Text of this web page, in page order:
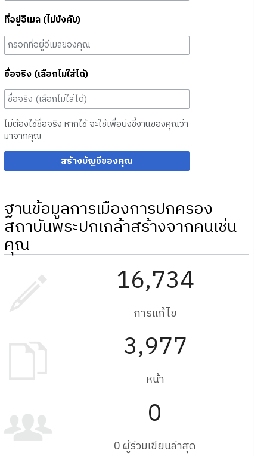
ที่อยู่อีเมล (ไม่บังคับ)
ชื่อจริง (เลือกไม่ใส่ได้)
ไม่ต้องใช้ชื่อจริง หากใช้ จะใช้เพื่อบ่งชี้งานของคุณว่า
มาจากคุณ
สร้างบัญชีของคุณ
ฐานข้อมูลการเมืองการปกครอง
สถาบันพระปกเกล้าสร้างจากคนเช่น
คุณ
16,734
การแก้ไข
3,977
หน้า
0
0 ผู้ร่วมเขียนล่าสุด